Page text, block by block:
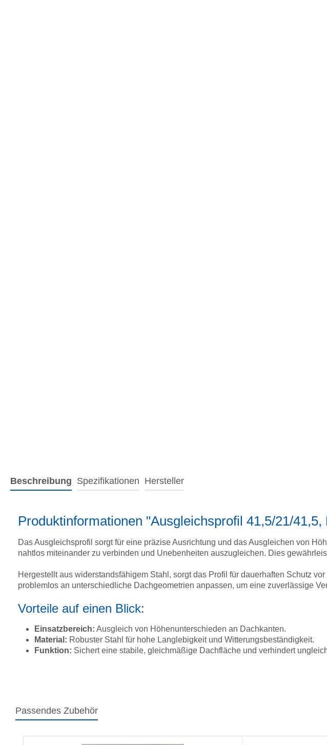
Beschreibung Spezifikationen Hersteller
Produktinformationen "Ausgleichsprofil 41,5/21/
Das Ausgleichsprofil sorgt für eine präzise Ausrichtung und das Ausgleichen von
nahtlos miteinander zu verbinden und Unebenheiten auszugleichen. Dies
Hergestellt aus widerstandsfähigem Stahl, sorgt das Profil für dauerhaften Schutz
problemlos an unterschiedliche Dachgeometrien anpassen, um eine zuverlässige
Vorteile auf einen Blick:
Einsatzbereich: Ausgleich von Höhenunterschieden an Dachkanten.
Material: Robuster Stahl für hohe Langlebigkeit und Witterungsbeständigkeit.
Funktion: Sichert eine stabile, gleichmäßige Dachfläche und verhindert
Passendes Zubehör